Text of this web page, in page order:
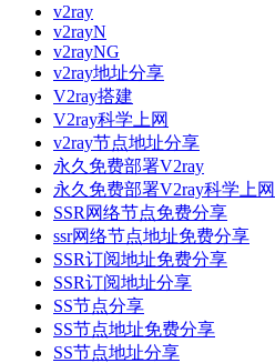
v2ray
v2rayN
v2rayNG
v2ray地址分享
V2ray搭建
V2ray科学上网
v2ray节点地址分享
永久免费部署V2ray
永久免费部署V2ray科学上网
SSR网络节点免费分享
ssr网络节点地址免费分享
SSR订阅地址免费分享
SSR订阅地址分享
SS节点分享
SS节点地址免费分享
SS节点地址分享